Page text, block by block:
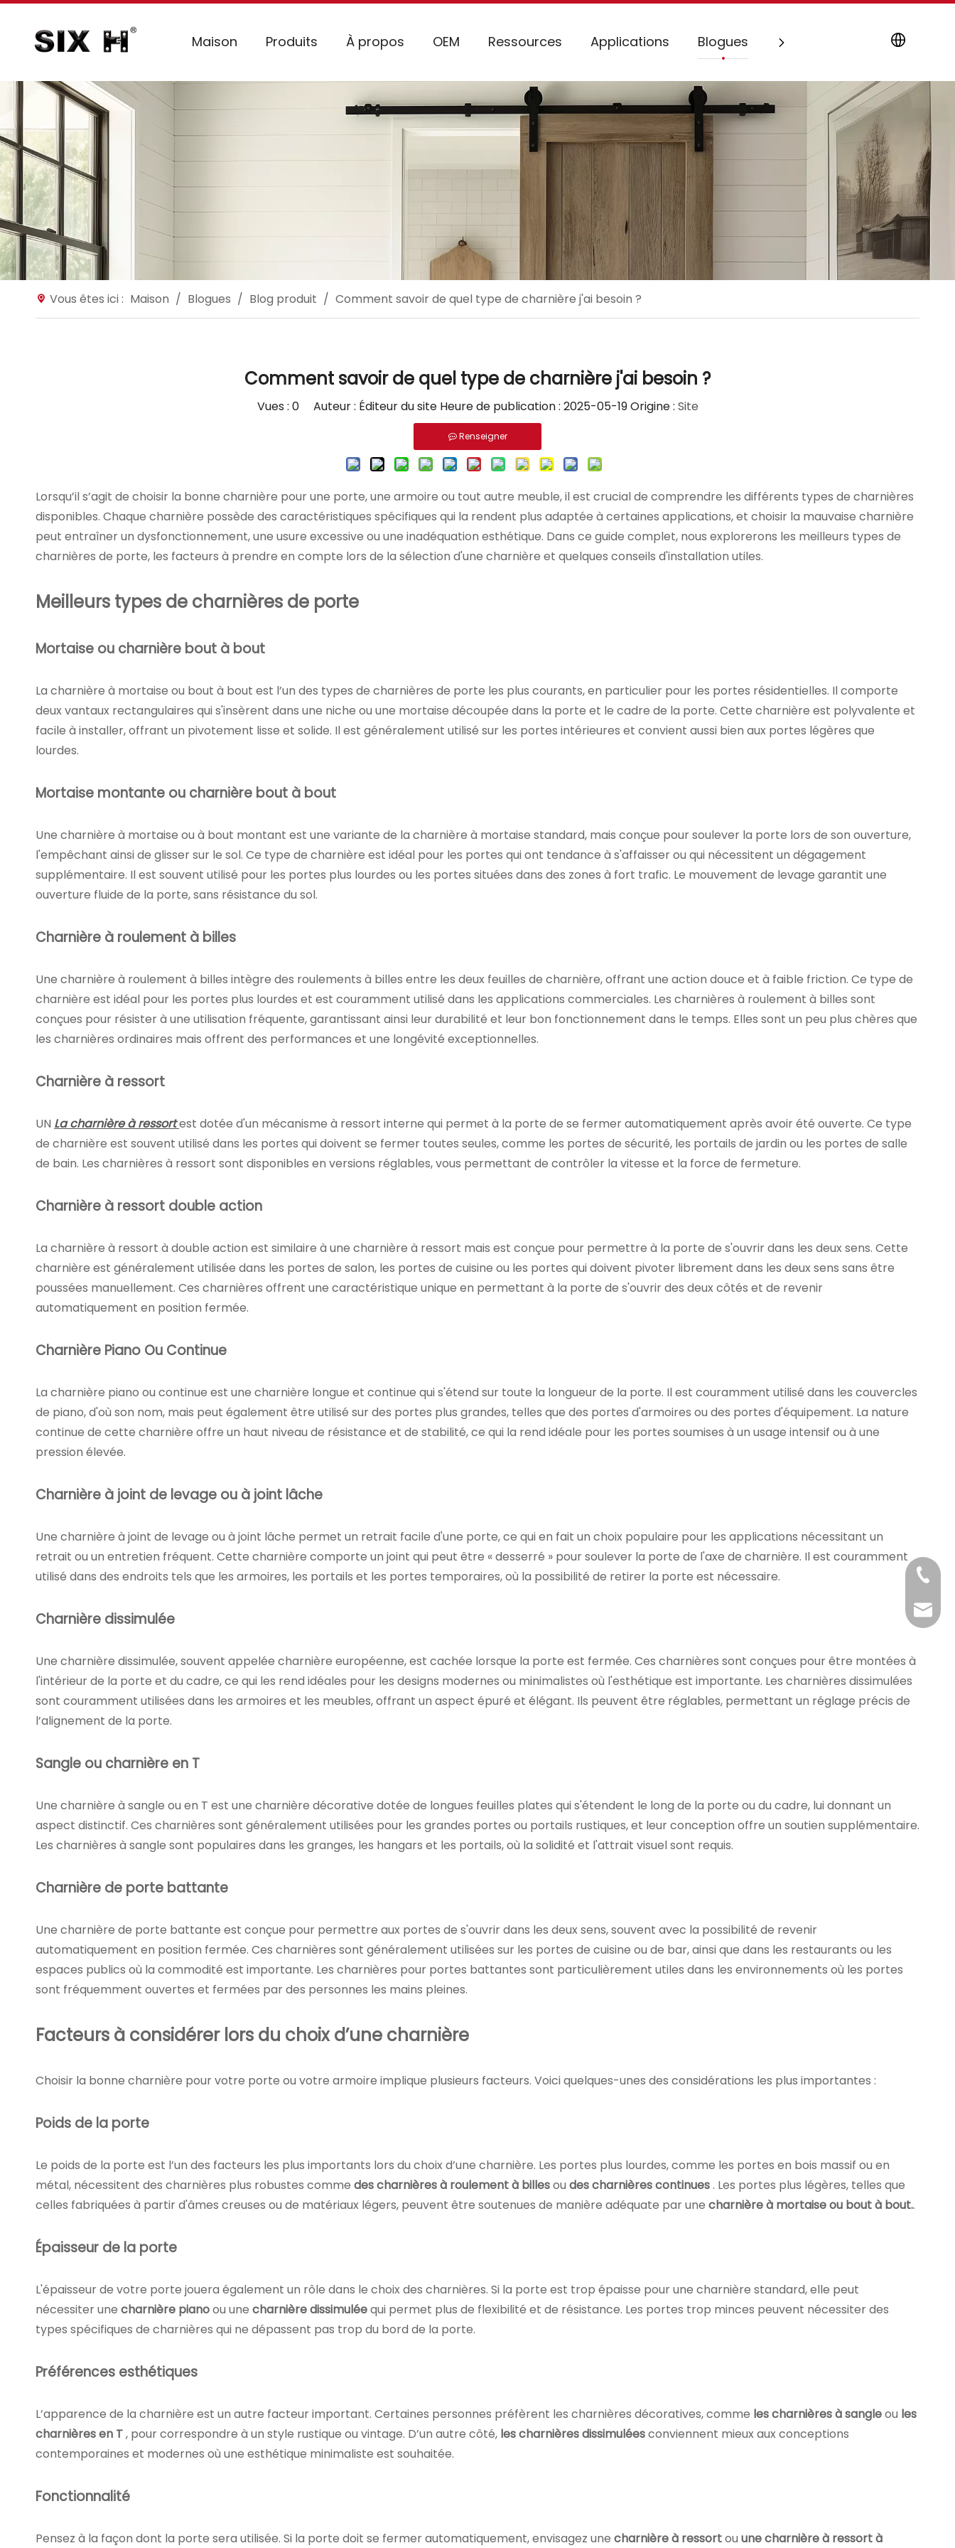
Maison Produits À propos OEM Ressources Applications Blogues Contactez-nous
Vous êtes ici : Maison / Blogues / Blog produit / Comment savoir de quel type de charnière j'ai besoin ?
Comment savoir de quel type de charnière j'ai besoin ?
Vues : 0Auteur : Éditeur du site Heure de publication : 2025-05-19 Origine : Site
Renseigner
Lorsqu’il s’agit de choisir la bonne charnière pour une porte, une armoire ou tout autre meuble, il est crucial de comprendre les différents types de charnières
disponibles. Chaque charnière possède des caractéristiques spécifiques qui la rendent plus adaptée à certaines applications, et choisir la mauvaise charnière
peut entraîner un dysfonctionnement, une usure excessive ou une inadéquation esthétique. Dans ce guide complet, nous explorerons les meilleurs types de
charnières de porte, les facteurs à prendre en compte lors de la sélection d'une charnière et quelques conseils d'installation utiles.
Meilleurs types de charnières de porte
Mortaise ou charnière bout à bout
La charnière à mortaise ou bout à bout est l’un des types de charnières de porte les plus courants, en particulier pour les portes résidentielles. Il comporte
deux vantaux rectangulaires qui s'insèrent dans une niche ou une mortaise découpée dans la porte et le cadre de la porte. Cette charnière est polyvalente et
facile à installer, offrant un pivotement lisse et solide. Il est généralement utilisé sur les portes intérieures et convient aussi bien aux portes légères que
lourdes.
Mortaise montante ou charnière bout à bout
Une charnière à mortaise ou à bout montant est une variante de la charnière à mortaise standard, mais conçue pour soulever la porte lors de son ouverture,
l'empêchant ainsi de glisser sur le sol. Ce type de charnière est idéal pour les portes qui ont tendance à s'affaisser ou qui nécessitent un dégagement
supplémentaire. Il est souvent utilisé pour les portes plus lourdes ou les portes situées dans des zones à fort trafic. Le mouvement de levage garantit une
ouverture fluide de la porte, sans résistance du sol.
Charnière à roulement à billes
Une charnière à roulement à billes intègre des roulements à billes entre les deux feuilles de charnière, offrant une action douce et à faible friction. Ce type de
charnière est idéal pour les portes plus lourdes et est couramment utilisé dans les applications commerciales. Les charnières à roulement à billes sont
conçues pour résister à une utilisation fréquente, garantissant ainsi leur durabilité et leur bon fonctionnement dans le temps. Elles sont un peu plus chères que
les charnières ordinaires mais offrent des performances et une longévité exceptionnelles.
Charnière à ressort
UN La charnière à ressortest dotée d'un mécanisme à ressort interne qui permet à la porte de se fermer automatiquement après avoir été ouverte. Ce type
de charnière est souvent utilisé dans les portes qui doivent se fermer toutes seules, comme les portes de sécurité, les portails de jardin ou les portes de salle
de bain. Les charnières à ressort sont disponibles en versions réglables, vous permettant de contrôler la vitesse et la force de fermeture.
Charnière à ressort double action
La charnière à ressort à double action est similaire à une charnière à ressort mais est conçue pour permettre à la porte de s'ouvrir dans les deux sens. Cette
charnière est généralement utilisée dans les portes de salon, les portes de cuisine ou les portes qui doivent pivoter librement dans les deux sens sans être
poussées manuellement. Ces charnières offrent une caractéristique unique en permettant à la porte de s'ouvrir des deux côtés et de revenir
automatiquement en position fermée.
Charnière Piano Ou Continue
La charnière piano ou continue est une charnière longue et continue qui s'étend sur toute la longueur de la porte. Il est couramment utilisé dans les couvercles
de piano, d'où son nom, mais peut également être utilisé sur des portes plus grandes, telles que des portes d'armoires ou des portes d'équipement. La nature
continue de cette charnière offre un haut niveau de résistance et de stabilité, ce qui la rend idéale pour les portes soumises à un usage intensif ou à une
pression élevée.
Charnière à joint de levage ou à joint lâche
Une charnière à joint de levage ou à joint lâche permet un retrait facile d'une porte, ce qui en fait un choix populaire pour les applications nécessitant un
retrait ou un entretien fréquent. Cette charnière comporte un joint qui peut être « desserré » pour soulever la porte de l'axe de charnière. Il est couramment
utilisé dans des endroits tels que les armoires, les portails et les portes temporaires, où la possibilité de retirer la porte est nécessaire.
Charnière dissimulée
Une charnière dissimulée, souvent appelée charnière européenne, est cachée lorsque la porte est fermée. Ces charnières sont conçues pour être montées à
l'intérieur de la porte et du cadre, ce qui les rend idéales pour les designs modernes ou minimalistes où l'esthétique est importante. Les charnières dissimulées
sont couramment utilisées dans les armoires et les meubles, offrant un aspect épuré et élégant. Ils peuvent être réglables, permettant un réglage précis de
l’alignement de la porte.
Sangle ou charnière en T
Une charnière à sangle ou en T est une charnière décorative dotée de longues feuilles plates qui s'étendent le long de la porte ou du cadre, lui donnant un
aspect distinctif. Ces charnières sont généralement utilisées pour les grandes portes ou portails rustiques, et leur conception offre un soutien supplémentaire.
Les charnières à sangle sont populaires dans les granges, les hangars et les portails, où la solidité et l'attrait visuel sont requis.
Charnière de porte battante
Une charnière de porte battante est conçue pour permettre aux portes de s'ouvrir dans les deux sens, souvent avec la possibilité de revenir
automatiquement en position fermée. Ces charnières sont généralement utilisées sur les portes de cuisine ou de bar, ainsi que dans les restaurants ou les
espaces publics où la commodité est importante. Les charnières pour portes battantes sont particulièrement utiles dans les environnements où les portes
sont fréquemment ouvertes et fermées par des personnes les mains pleines.
Facteurs à considérer lors du choix d’une charnière
Choisir la bonne charnière pour votre porte ou votre armoire implique plusieurs facteurs. Voici quelques-unes des considérations les plus importantes :
Poids de la porte
Le poids de la porte est l’un des facteurs les plus importants lors du choix d’une charnière. Les portes plus lourdes, comme les portes en bois massif ou en
métal, nécessitent des charnières plus robustes comme des charnières à roulement à billesou des charnières continues. Les portes plus légères, telles que
celles fabriquées à partir d'âmes creuses ou de matériaux légers, peuvent être soutenues de manière adéquate par une charnière à mortaise ou bout à bout..
Épaisseur de la porte
L'épaisseur de votre porte jouera également un rôle dans le choix des charnières. Si la porte est trop épaisse pour une charnière standard, elle peut
nécessiter une charnière pianoou une charnière dissimuléequi permet plus de flexibilité et de résistance. Les portes trop minces peuvent nécessiter des
types spécifiques de charnières qui ne dépassent pas trop du bord de la porte.
Préférences esthétiques
L’apparence de la charnière est un autre facteur important. Certaines personnes préfèrent les charnières décoratives, comme les charnières à sangleou les
charnières en T, pour correspondre à un style rustique ou vintage. D’un autre côté, les charnières dissimuléesconviennent mieux aux conceptions
contemporaines et modernes où une esthétique minimaliste est souhaitée.
Fonctionnalité
Pensez à la façon dont la porte sera utilisée. Si la porte doit se fermer automatiquement, envisagez une charnière à ressortou une charnière à ressort à
+86-